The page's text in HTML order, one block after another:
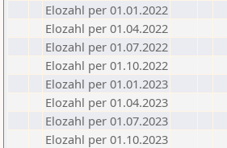
Elozahl per 01.01.2022
Elozahl per 01.04.2022
Elozahl per 01.07.2022
Elozahl per 01.10.2022
Elozahl per 01.01.2023
Elozahl per 01.04.2023
Elozahl per 01.07.2023
Elozahl per 01.10.2023